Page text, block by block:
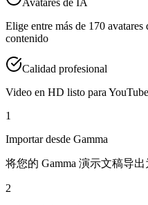
Elige entre más de 170
contenido
Calidad profesional
Video en HD listo para
1
Importar desde Gamma
将您的 Gamma 演示文稿导
2